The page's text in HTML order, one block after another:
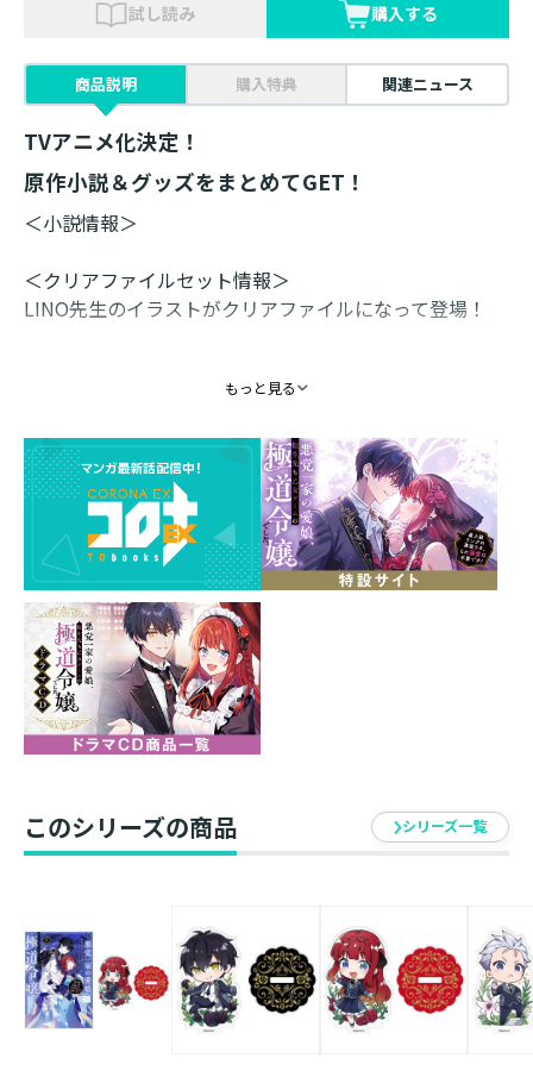
試し読み 購入する
商品説明 購入特典 関連ニュース
TVアニメ化決定！
原作小説＆グッズをまとめてGET！
＜小説情報＞
＜クリアファイルセット情報＞
LINO先生のイラストがクリアファイルになって登場！
雰囲気の異なるフランチェスカ＆レオナルドのイラスト
をお楽しみください♡
仕様 ： 特典SS付き書籍＋クリアファイル
セット
書籍体裁 ： 単行本・ソフトカバー
グッズ素材 ： PP
グッズサイズ ： A4サイズ（220mm×310mm）
発行元 ： TOブックス
著 ： 雨川透子
もっと見る
このシリーズの商品 シリーズ一覧